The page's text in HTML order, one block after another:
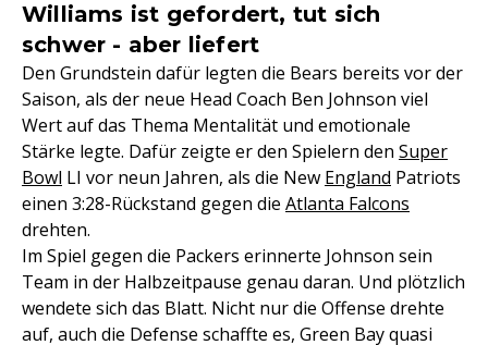
Williams ist gefordert, tut sich
schwer - aber liefert
Den Grundstein dafür legten die Bears bereits vor der
Saison, als der neue Head Coach Ben Johnson viel
Wert auf das Thema Mentalität und emotionale
Stärke legte. Dafür zeigte er den Spielern den Super
Bowl LI vor neun Jahren, als die New England Patriots
einen 3:28-Rückstand gegen die Atlanta Falcons
drehten.
Im Spiel gegen die Packers erinnerte Johnson sein
Team in der Halbzeitpause genau daran. Und plötzlich
wendete sich das Blatt. Nicht nur die Offense drehte
auf, auch die Defense schaffte es, Green Bay quasi